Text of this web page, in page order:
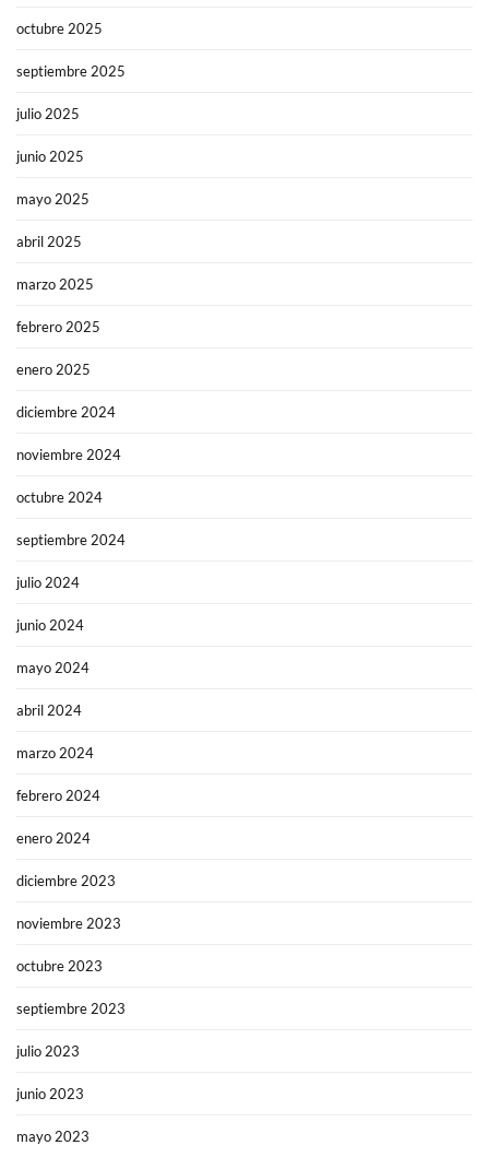
octubre 2025
septiembre 2025
julio 2025
junio 2025
mayo 2025
abril 2025
marzo 2025
febrero 2025
enero 2025
diciembre 2024
noviembre 2024
octubre 2024
septiembre 2024
julio 2024
junio 2024
mayo 2024
abril 2024
marzo 2024
febrero 2024
enero 2024
diciembre 2023
noviembre 2023
octubre 2023
septiembre 2023
julio 2023
junio 2023
mayo 2023